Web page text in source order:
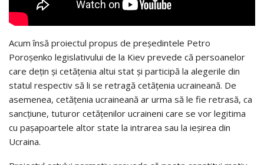
Acum însă proiectul propus de președintele Petro
Poroșenko legislativului de la Kiev prevede că persoanelor
care dețin și cetățenia altui stat și participă la alegerile din
statul respectiv să li se retragă cetățenia ucraineană. De
asemenea, cetățenia ucraineană ar urma să le fie retrasă, ca
sancțiune, tuturor cetățenilor ucraineni care se vor legitima
cu pașapoartele altor state la intrarea sau la ieșirea din
Ucraina.